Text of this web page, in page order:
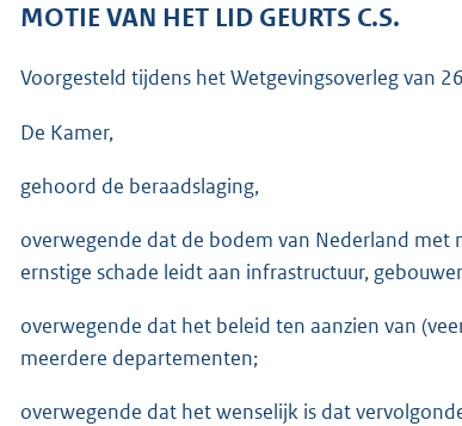
o
6
b
MOTIE VAN HET LID GEURTS C.S.
Voorgesteld tijdens het Wetgevingsoverleg van
De Kamer,
gehoord de beraadslaging,
overwegende dat de bodem van Nederland
ernstige schade leidt aan infrastructuur,
overwegende dat het beleid ten aanzien van
meerdere departementen;
overwegende dat het wenselijk is dat